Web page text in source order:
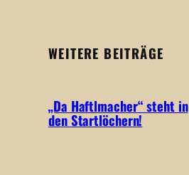
WEITERE BEITRÄGE
„Da Haftlmacher“ steht in
den Startlöchern!